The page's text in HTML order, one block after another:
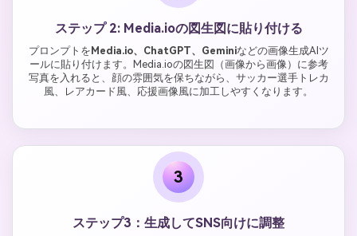
ステップ 2: Media.ioの図生図に貼り付ける
プロンプトを Media.io、ChatGPT、Geminiなどの画像生成AIツ
ールに貼り付けます。Media.ioの図生図（画像から画像）に参考
写真を入れると、顔の雰囲気を保ちながら、サッカー選手トレカ
風、レアカード風、応援画像風に加工しやすくなります。
3
ステップ3：生成してSNS向けに調整